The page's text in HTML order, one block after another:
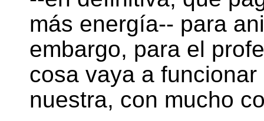
más energía-- para
embargo, para el
cosa vaya a
nuestra, con mucho